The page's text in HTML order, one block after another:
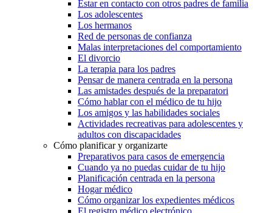
Estar en contacto con otros padres de familia
Los adolescentes
Los hermanos
Red de personas de confianza
Malas interpretaciones del comportamiento
El divorcio
La terapia para los padres
Pensar de manera centrada en la persona
Las amistades después de la preparatori
Cómo hablar con el médico de tu hijo
Los amigos y las habilidades sociales
Actividades recreativas para adolescentes y
adultos con discapacidades
Cómo planificar y organizarte
Preparativos para casos de emergencia
Cuando ya no puedas cuidar de tu hijo
Planificación centrada en la persona
Hogar médico
Cómo organizar los expedientes médicos
El registro médico electrónico